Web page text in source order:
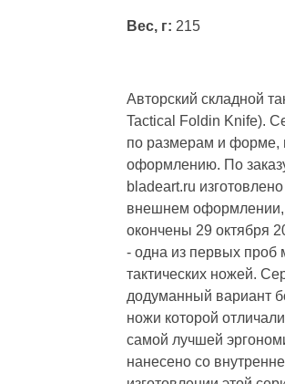
Вес, г: 215
Авторский складной
Tactical Foldin Knife).
по размерам и форме,
оформлению. По
bladeart.ru
внешнем оформлении,
окончены 29 октября
- одна из первых проб
тактических ножей.
додуманный вариант
ножи которой
самой лучшей
нанесено со